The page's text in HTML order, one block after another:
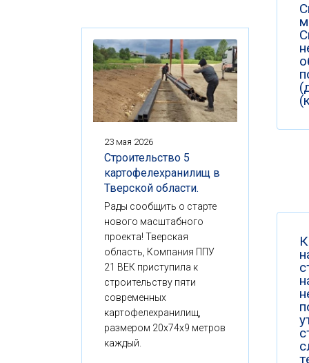
23 мая 2026
Строительство 5
картофелехранилищ в
Тверской области.
Рады сообщить о старте
нового масштабного
проекта! Тверская
область, Компания ППУ
21 ВЕК приступила к
строительству пяти
современных
картофелехранилищ,
размером 20x74x9 метров
каждый.